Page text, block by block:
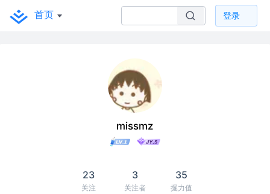
首页 登录
missmz
23
关注
3
关注者
35
掘力值